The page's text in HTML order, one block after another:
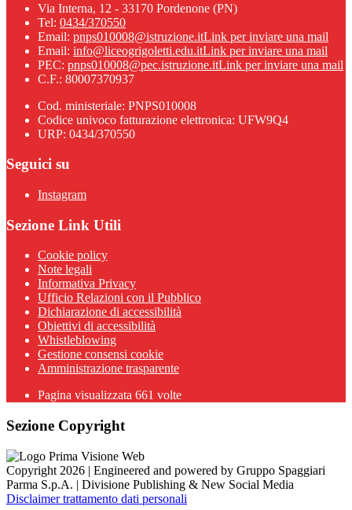
Via Interna, 12 - 33170 Pordenone (PN)
Tel: 0434/370550
Email: pnps010008@istruzione.itLink per inviare una mail
Email: info@liceogrigoletti.edu.itLink per inviare una mail
PEC: pnps010008@pec.istruzione.itLink per inviare una mail
C.F.: 80007370937
Cod. ministeriale: PNPS010008
Codice univoco fatturazione elettronica: UFW9Q4
URP: 0434/370550
Seguici su
Instagram
Sezione Link Utili
Cookie policy
Note legali
Informativa Privacy
Ufficio Relazioni con il Pubblico
Dichiarazione di accessibilità
Obiettivi di accessibilità
Whistleblowing
Gestione consensi cookie
Amministrazione trasparente
Pagina visualizzata 661 volte
Sezione Copyright
Copyright 2026 | Engineered and powered by Gruppo Spaggiari
Parma S.p.A. | Divisione Publishing & New Social Media
Disclaimer trattamento dati personali